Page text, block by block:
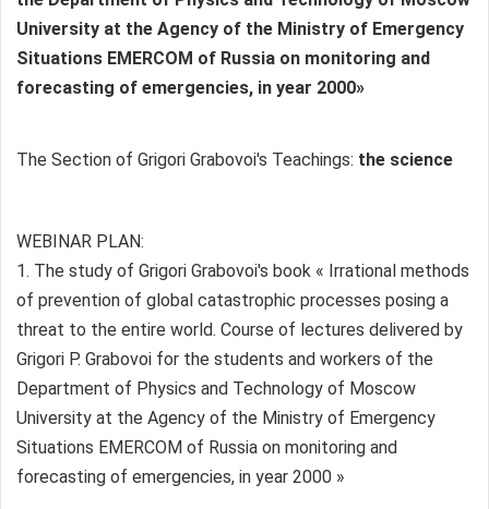
University at the Agency of the Ministry of Emergency
Situations EMERCOM of Russia on monitoring and
forecasting of emergencies, in year 2000»
The Section of Grigori Grabovoi's Teachings: the science
WEBINAR PLAN:
1. The study of Grigori Grabovoi's book « Irrational methods
of prevention of global catastrophic processes posing a
threat to the entire world. Course of lectures delivered by
Grigori P. Grabovoi for the students and workers of the
Department of Physics and Technology of Moscow
University at the Agency of the Ministry of Emergency
Situations EMERCOM of Russia on monitoring and
forecasting of emergencies, in year 2000 »